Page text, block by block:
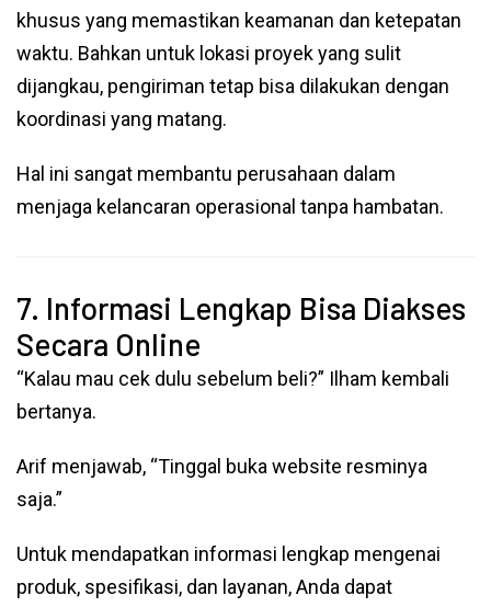
khusus yang memastikan keamanan dan ketepatan
waktu. Bahkan untuk lokasi proyek yang sulit
dijangkau, pengiriman tetap bisa dilakukan dengan
koordinasi yang matang.
Hal ini sangat membantu perusahaan dalam
menjaga kelancaran operasional tanpa hambatan.
7. Informasi Lengkap Bisa Diakses
Secara Online
“Kalau mau cek dulu sebelum beli?” Ilham kembali
bertanya.
Arif menjawab, “Tinggal buka website resminya
saja.”
Untuk mendapatkan informasi lengkap mengenai
produk, spesifikasi, dan layanan, Anda dapat